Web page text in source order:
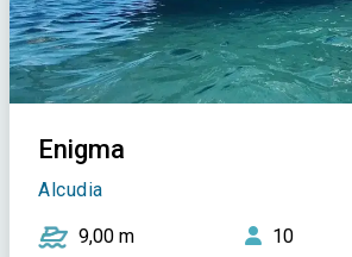
Enigma
Alcudia
9,00 m 10